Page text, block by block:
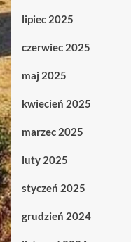
lipiec 2025
czerwiec 2025
maj 2025
kwiecień 2025
marzec 2025
luty 2025
styczeń 2025
grudzień 2024